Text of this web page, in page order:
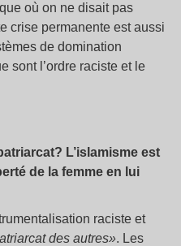
où on ne disait pas
crise permanente est aussi
de domination
sont l’ordre raciste et le
L’islamisme est
de la femme en lui
raciste et
des autres». Les